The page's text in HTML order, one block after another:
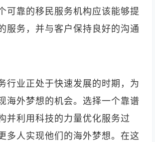
可靠的移民服务机构应该能够提
服务，并与客户保持良好的沟通
行业正处于快速发展的时期，为
海外梦想的机会。选择一个靠谱
并利用科技的力量优化服务过
多人实现他们的海外梦想。在这